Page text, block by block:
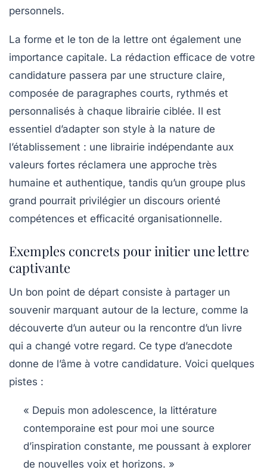
personnels.
La forme et le ton de la lettre ont également une
importance capitale. La rédaction efficace de votre
candidature passera par une structure claire,
composée de paragraphes courts, rythmés et
personnalisés à chaque librairie ciblée. Il est
essentiel d’adapter son style à la nature de
l’établissement : une librairie indépendante aux
valeurs fortes réclamera une approche très
humaine et authentique, tandis qu’un groupe plus
grand pourrait privilégier un discours orienté
compétences et efficacité organisationnelle.
Exemples concrets pour initier une lettre
captivante
Un bon point de départ consiste à partager un
souvenir marquant autour de la lecture, comme la
découverte d’un auteur ou la rencontre d’un livre
qui a changé votre regard. Ce type d’anecdote
donne de l’âme à votre candidature. Voici quelques
pistes :
« Depuis mon adolescence, la littérature
contemporaine est pour moi une source
d’inspiration constante, me poussant à explorer
de nouvelles voix et horizons. »